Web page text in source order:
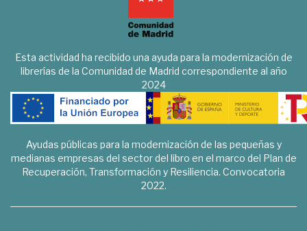
Esta actividad ha recibido una ayuda para la modernización de
librerías de la Comunidad de Madrid correspondiente al año
2024
Ayudas públicas para la modernización de las pequeñas y
medianas empresas del sector del libro en el marco del Plan de
Recuperación, Transformación y Resiliencia. Convocatoria
2022.